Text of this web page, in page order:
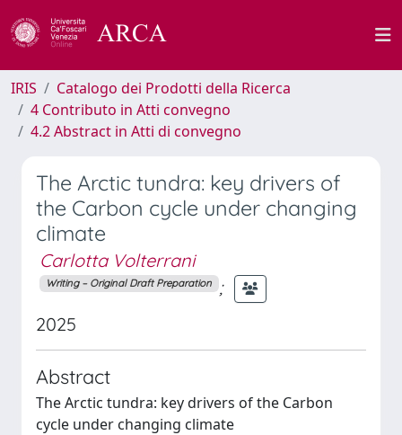
IRIS
Catalogo dei Prodotti della Ricerca
4 Contributo in Atti convegno
4.2 Abstract in Atti di convegno
The Arctic tundra: key drivers of
the Carbon cycle under changing
climate
Carlotta Volterrani
Writing – Original Draft Preparation ;
2025
Abstract
The Arctic tundra: key drivers of the Carbon
cycle under changing climate